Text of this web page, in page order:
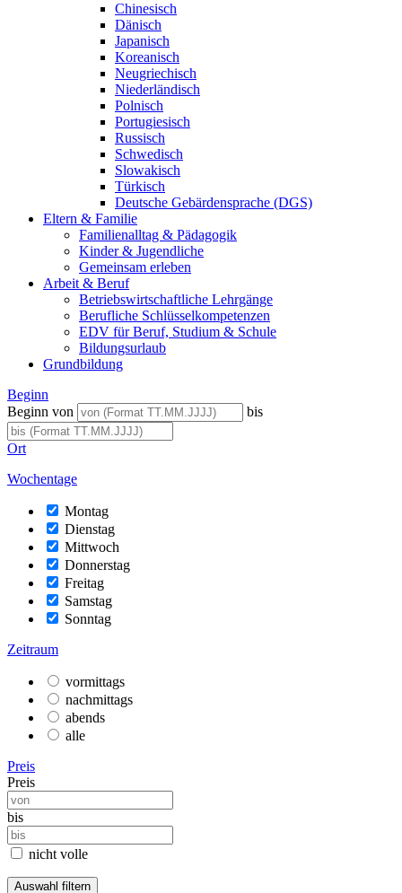
Chinesisch
Dänisch
Japanisch
Koreanisch
Neugriechisch
Niederländisch
Polnisch
Portugiesisch
Russisch
Schwedisch
Slowakisch
Türkisch
Deutsche Gebärdensprache (DGS)
Eltern & Familie
Familienalltag & Pädagogik
Kinder & Jugendliche
Gemeinsam erleben
Arbeit & Beruf
Betriebswirtschaftliche Lehrgänge
Berufliche Schlüsselkompetenzen
EDV für Beruf, Studium & Schule
Bildungsurlaub
Grundbildung
Beginn
Beginn von
bis
Ort
Wochentage
Montag
Dienstag
Mittwoch
Donnerstag
Freitag
Samstag
Sonntag
Zeitraum
vormittags
nachmittags
abends
alle
Preis
Preis
bis
nicht volle